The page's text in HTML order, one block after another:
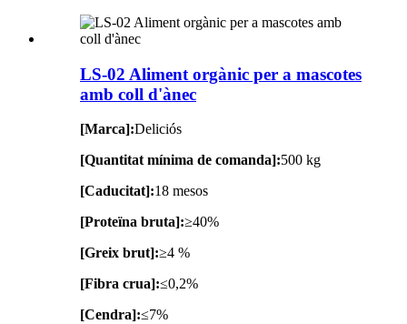
LS-02 Aliment orgànic per a mascotes
amb coll d'ànec
[Marca]:Deliciós
[Quantitat mínima de comanda]:500 kg
[Caducitat]:18 mesos
[Proteïna bruta]:≥40%
[Greix brut]:≥4 %
[Fibra crua]:≤0,2%
[Cendra]:≤7%